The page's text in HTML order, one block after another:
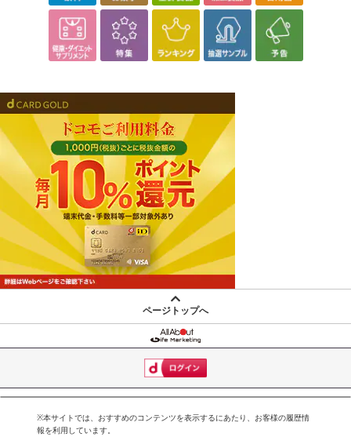
ページトップへ
※本サイトでは、おすすめのコンテンツを表示するにあたり、お客様の履歴情
報を利用しています。